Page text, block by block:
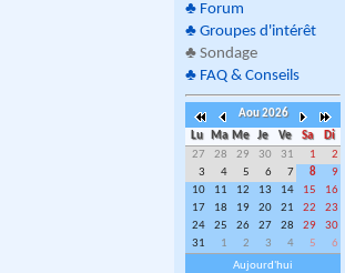
♣ Forum
♣ Groupes d'intérêt
♣ Sondage
♣ FAQ & Conseils
Aou 2026
Lu
Ma Me Je Ve Sa
Di
27
28 29 30 31 1
2
3
4 5 6 7 8
9
10
11 12 13 14 15
16
17
18 19 20 21 22
23
24
25 26 27 28 29
30
31
1 2 3 4 5
6
Aujourd'hui